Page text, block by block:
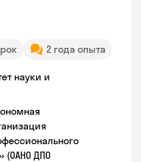
2 года опыта
науки и
(ОАНО ДПО